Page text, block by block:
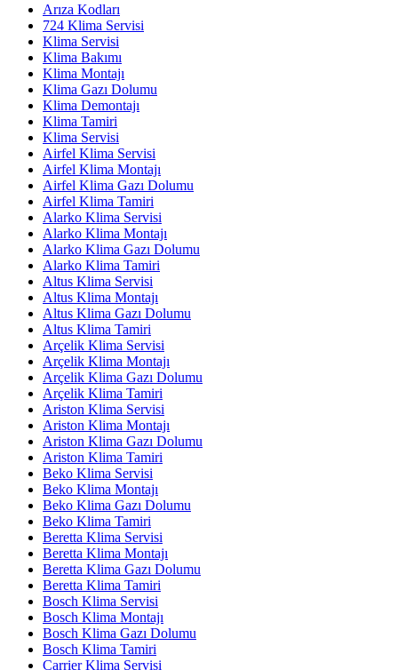
Arıza Kodları
724 Klima Servisi
Klima Servisi
Klima Bakımı
Klima Montajı
Klima Gazı Dolumu
Klima Demontajı
Klima Tamiri
Klima Servisi
Airfel Klima Servisi
Airfel Klima Montajı
Airfel Klima Gazı Dolumu
Airfel Klima Tamiri
Alarko Klima Servisi
Alarko Klima Montajı
Alarko Klima Gazı Dolumu
Alarko Klima Tamiri
Altus Klima Servisi
Altus Klima Montajı
Altus Klima Gazı Dolumu
Altus Klima Tamiri
Arçelik Klima Servisi
Arçelik Klima Montajı
Arçelik Klima Gazı Dolumu
Arçelik Klima Tamiri
Ariston Klima Servisi
Ariston Klima Montajı
Ariston Klima Gazı Dolumu
Ariston Klima Tamiri
Beko Klima Servisi
Beko Klima Montajı
Beko Klima Gazı Dolumu
Beko Klima Tamiri
Beretta Klima Servisi
Beretta Klima Montajı
Beretta Klima Gazı Dolumu
Beretta Klima Tamiri
Bosch Klima Servisi
Bosch Klima Montajı
Bosch Klima Gazı Dolumu
Bosch Klima Tamiri
Carrier Klima Servisi